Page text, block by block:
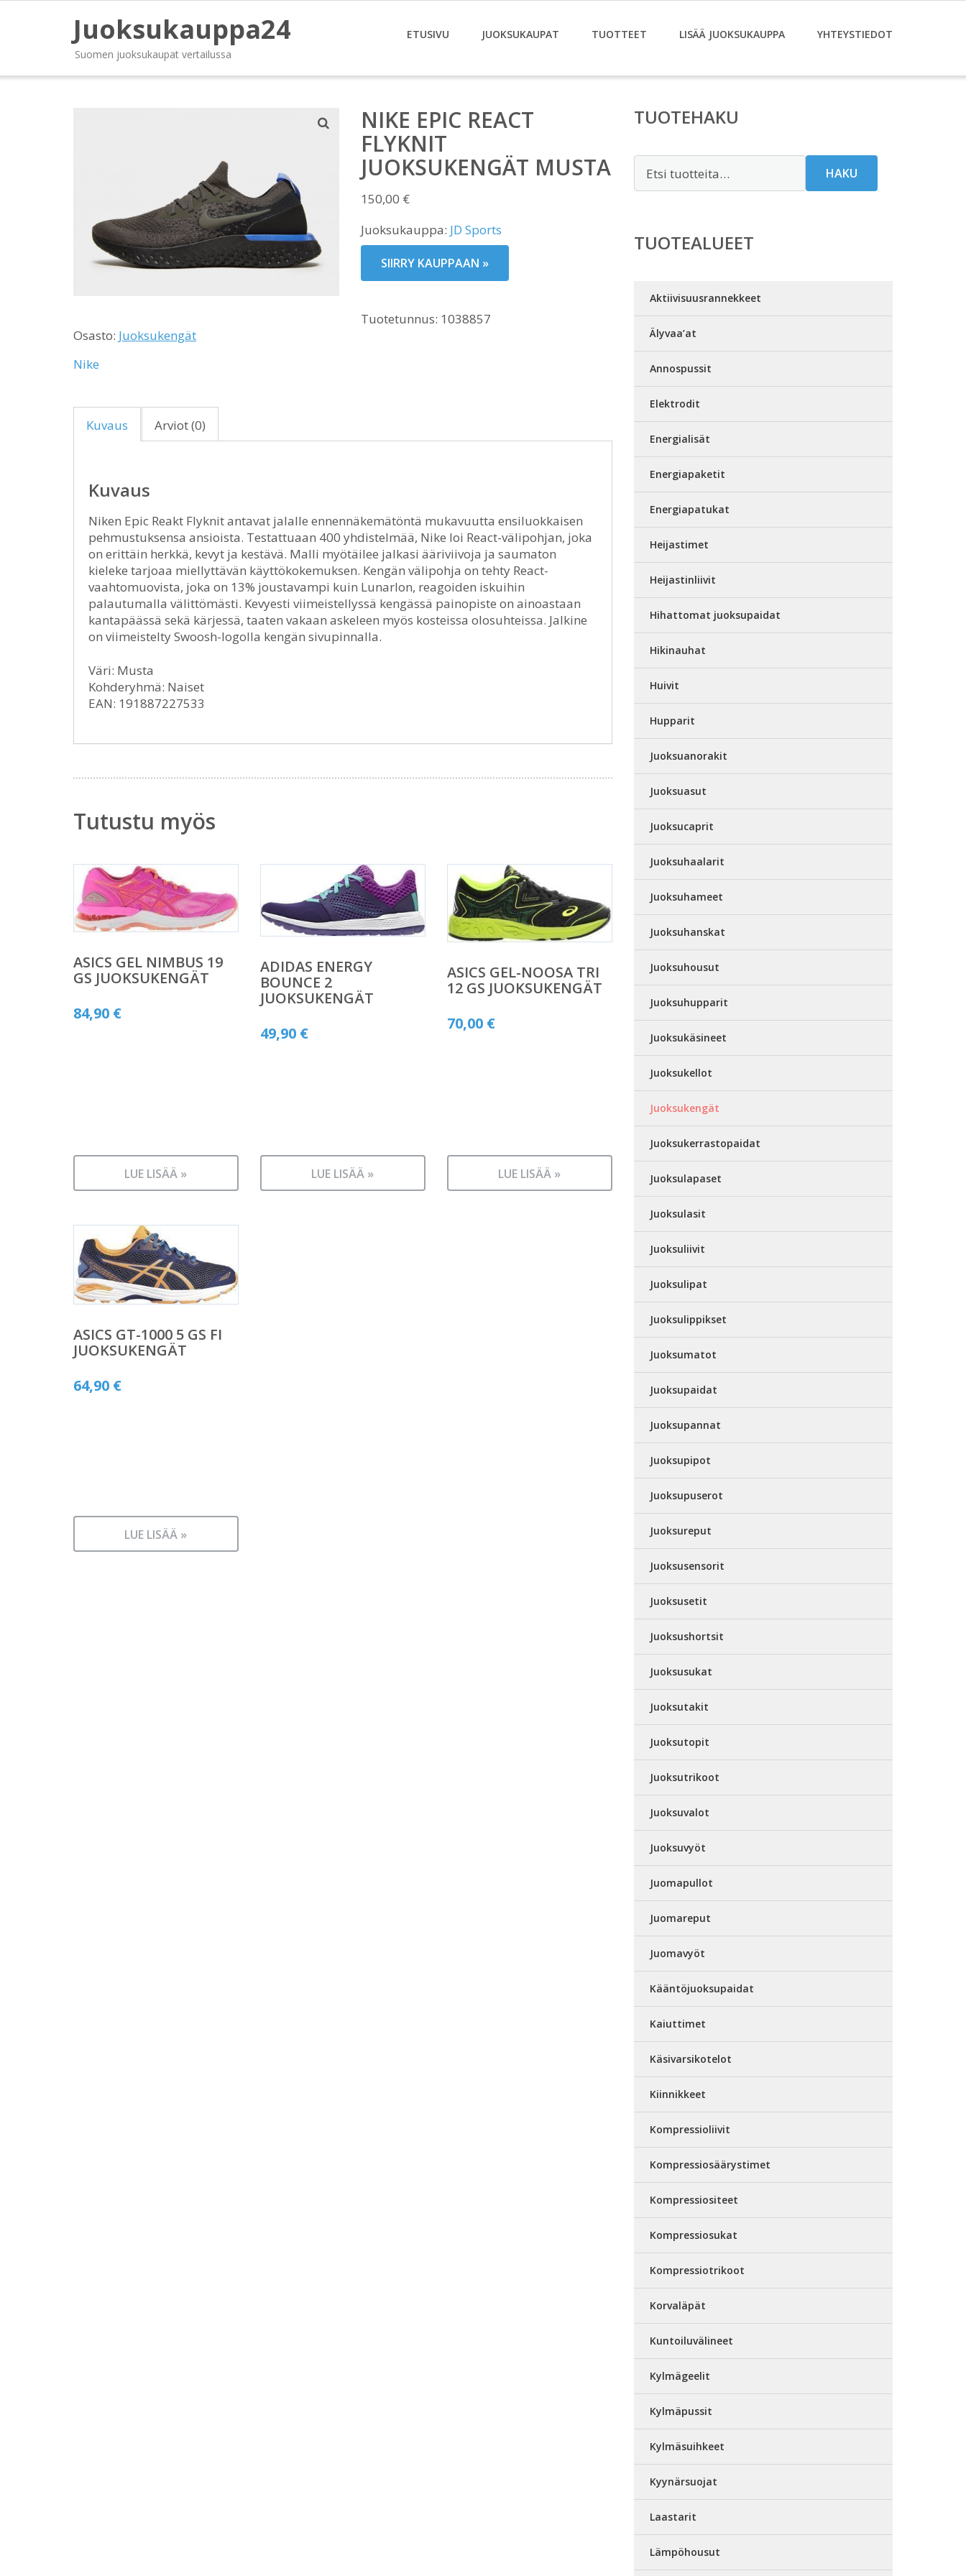
Juoksukauppa24
Suomen juoksukaupat vertailussa
ETUSIVU JUOKSUKAUPAT TUOTTEET LISÄÄ JUOKSUKAUPPA YHTEYSTIEDOT
NIKE EPIC REACT
FLYKNIT
JUOKSUKENGÄT MUSTA
150,00 €
Juoksukauppa: JD Sports
SIIRRY KAUPPAAN »
Tuotetunnus: 1038857
Osasto: Juoksukengät
Nike
Kuvaus Arviot (0)
Kuvaus
Niken Epic Reakt Flyknit antavat jalalle ennennäkemätöntä mukavuutta ensiluokkaisen
pehmustuksensa ansioista. Testattuaan 400 yhdistelmää, Nike loi React-välipohjan, joka
on erittäin herkkä, kevyt ja kestävä. Malli myötäilee jalkasi ääriviivoja ja saumaton
kieleke tarjoaa miellyttävän käyttökokemuksen. Kengän välipohja on tehty React-
vaahtomuovista, joka on 13% joustavampi kuin Lunarlon, reagoiden iskuihin
palautumalla välittömästi. Kevyesti viimeistellyssä kengässä painopiste on ainoastaan
kantapäässä sekä kärjessä, taaten vakaan askeleen myös kosteissa olosuhteissa. Jalkine
on viimeistelty Swoosh-logolla kengän sivupinnalla.
Väri: Musta
Kohderyhmä: Naiset
EAN: 191887227533
Tutustu myös
ASICS GEL NIMBUS 19
GS JUOKSUKENGÄT
84,90 €
LUE LISÄÄ »
ADIDAS ENERGY
BOUNCE 2
JUOKSUKENGÄT
49,90 €
LUE LISÄÄ »
ASICS GEL-NOOSA TRI
12 GS JUOKSUKENGÄT
70,00 €
LUE LISÄÄ »
ASICS GT-1000 5 GS FI
JUOKSUKENGÄT
64,90 €
LUE LISÄÄ »
TUOTEHAKU
HAKU
TUOTEALUEET
Aktiivisuusrannekkeet
Älyvaa’at
Annospussit
Elektrodit
Energialisät
Energiapaketit
Energiapatukat
Heijastimet
Heijastinliivit
Hihattomat juoksupaidat
Hikinauhat
Huivit
Hupparit
Juoksuanorakit
Juoksuasut
Juoksucaprit
Juoksuhaalarit
Juoksuhameet
Juoksuhanskat
Juoksuhousut
Juoksuhupparit
Juoksukäsineet
Juoksukellot
Juoksukengät
Juoksukerrastopaidat
Juoksulapaset
Juoksulasit
Juoksuliivit
Juoksulipat
Juoksulippikset
Juoksumatot
Juoksupaidat
Juoksupannat
Juoksupipot
Juoksupuserot
Juoksureput
Juoksusensorit
Juoksusetit
Juoksushortsit
Juoksusukat
Juoksutakit
Juoksutopit
Juoksutrikoot
Juoksuvalot
Juoksuvyöt
Juomapullot
Juomareput
Juomavyöt
Kääntöjuoksupaidat
Kaiuttimet
Käsivarsikotelot
Kiinnikkeet
Kompressioliivit
Kompressiosäärystimet
Kompressiositeet
Kompressiosukat
Kompressiotrikoot
Korvaläpät
Kuntoiluvälineet
Kylmägeelit
Kylmäpussit
Kylmäsuihkeet
Kyynärsuojat
Laastarit
Lämpöhousut